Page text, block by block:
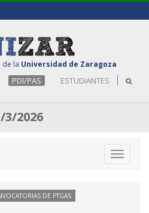
la Universidad de Zaragoza
PDI/PAS ESTUDIANTES
3/2026
Toggle
DE PTGAS